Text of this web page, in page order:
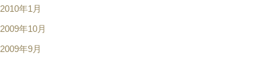
2010年1月
2009年10月
2009年9月